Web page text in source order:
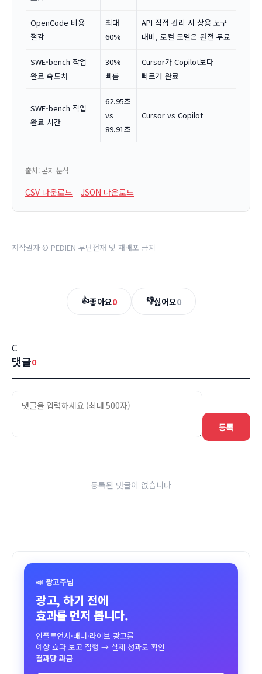
OpenCode 비용
절감
최대
60%
API 직접 관리 시 상용 도구
대비, 로컬 모델은 완전 무료
SWE-bench 작업
완료 속도차
30%
빠름
Cursor가 Copilot보다
빠르게 완료
SWE-bench 작업
완료 시간
62.95초
vs
89.91초
Cursor vs Copilot
출처: 본지 분석
CSV 다운로드 JSON 다운로드
저작권자 © PEDIEN 무단전재 및 재배포 금지
👍좋아요0 👎싫어요0
C
댓글0
등록
등록된 댓글이 없습니다
📣 광고주님
광고, 하기 전에
효과를 먼저 봅니다.
인플루언서·배너·라이브 광고를
예상 효과 보고 집행 → 실제 성과로 확인
결과당 과금